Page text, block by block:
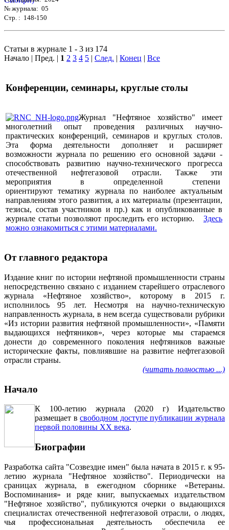
№ журнала: 05
Стр. : 148-150
Статьи в журнале 1 - 3 из 174
Начало | Пред. | 1 2 3 4 5 | След. | Конец | Все
Конференции, семинары, круглые столы
Журнал "Нефтяное хозяйство" имеет
многолетний опыт проведения различных научно-
практических конференций, семинаров и круглых столов.
Эта форма деятельности дополняет и расширяет
возможности журнала по решению его основной задачи -
способствовать развитию научно-технического прогресса
отечественной нефтегазовой отрасли. Также эти
мероприятия в определенной степени
ориентируют тематику журнала по наиболее актуальным
направлениям этого развития, а их материалы (презентации,
тезисы, состав участников и пр.) как и опубликованные в
журнале статьи позволяют проследить его историю. Здесь
можно ознакомиться с этими материалами.
От главного редактора
Издание книг по истории нефтяной промышленности страны
непосредственно связано с изданием старейшего отраслевого
журнала «Нефтяное хозяйство», которому в 2015 г.
исполнилось 95 лет. Несмотря на научно-техническую
направленность журнала, в нем всегда существовали рубрики
«Из истории развития нефтяной промышленности», «Памяти
выдающихся нефтяников», через которые мы стараемся
донести до современного поколения нефтяников важные
исторические факты, повлиявшие на развитие нефтегазовой
отрасли страны.
(читать полностью ...)
Начало
К 100-летию журнала (2020 г) Издательство
размещает всвободном доступе публикации журнала
первой половины ХХ века.
Биографии
Разработка сайта "Созвездие имен" была начата в 2015 г. к 95-
летию журнала "Нефтяное хозяйство". Периодически на
сраницах журнала, в ежегодном сборнике «Ветераны.
Воспоминания» и ряде книг, выпускаемых издательством
"Нефтяное хозяйство", публикуются очерки о выдающихся
специалистах отечественной нефтегазовой отрасли, о людях,
чья профессиональная деятельность обеспечила ее